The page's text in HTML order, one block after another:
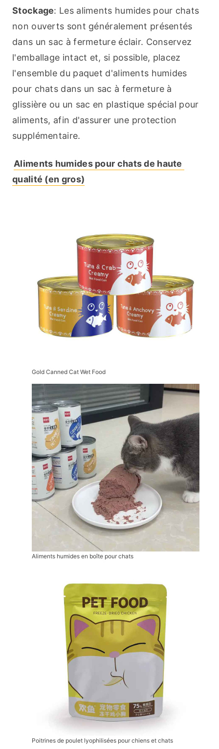
Stockage: Les aliments humides pour chats
non ouverts sont généralement présentés
dans un sac à fermeture éclair. Conservez
l'emballage intact et, si possible, placez
l'ensemble du paquet d'aliments humides
pour chats dans un sac à fermeture à
glissière ou un sac en plastique spécial pour
aliments, afin d'assurer une protection
supplémentaire.
Aliments humides pour chats de haute
qualité (en gros)
Gold Canned Cat Wet Food
Aliments humides en boîte pour chats
Poitrines de poulet lyophilisées pour chiens et chats